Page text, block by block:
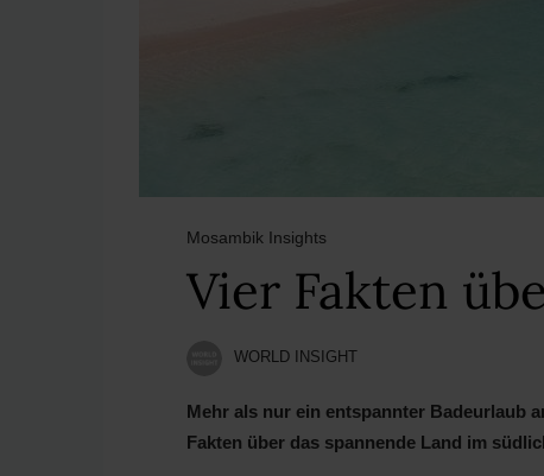
Mosambik Insights
Vier Fakten
WORLD INSIGHT
Mehr als nur ein entspannter Badeurlaub
Fakten über das spannende Land im